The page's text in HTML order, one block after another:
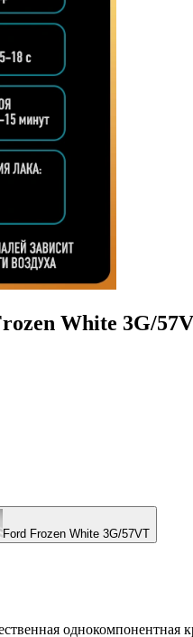
White 3G/
Ford Frozen White 3G/57VT
однокомпонентная